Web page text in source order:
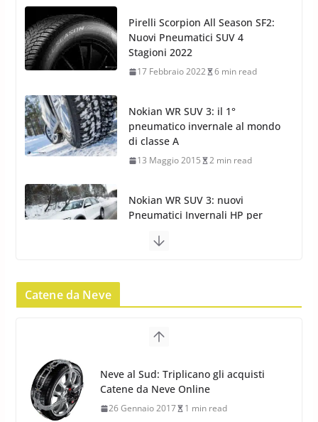
Nokian WR SUV 3: il 1°
pneumatico invernale al mondo
di classe A
Nokian WR SUV 3: nuovi
Pneumatici Invernali HP per
condizioni invernali difficili
Yokohama Geolandar G073: nuovi pneumatici
Pneumatici Invernali SUV 2022
17 Febbraio 2022
Catene da Neve
Neve al Sud: Triplicano gli acquisti
26 Gennaio 2017
Catene da Neve Arexons Easy
Chains Plus
10 Novembre 2014 1 min read